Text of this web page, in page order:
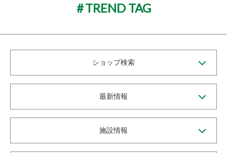
TREND TAG
ショップ検索
最新情報
施設情報